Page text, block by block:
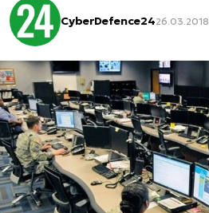
CyberDefence2426.03.2018